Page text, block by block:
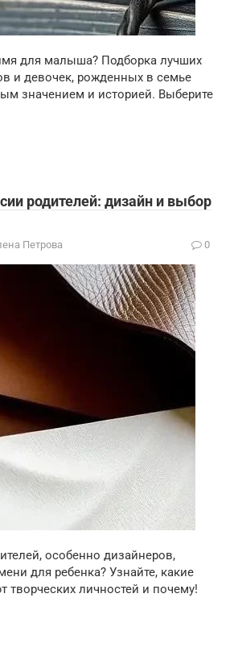
для малыша? Подборка лучших
и девочек, рожденных в семье
значением и историей. Выберите
родителей: дизайн и выбор
Петрова 0
особенно дизайнеров,
для ребенка? Узнайте, какие
творческих личностей и почему!